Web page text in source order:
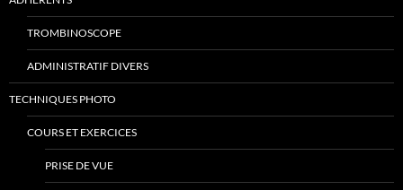
TROMBINOSCOPE
ADMINISTRATIF DIVERS
TECHNIQUES PHOTO
COURS ET EXERCICES
PRISE DE VUE